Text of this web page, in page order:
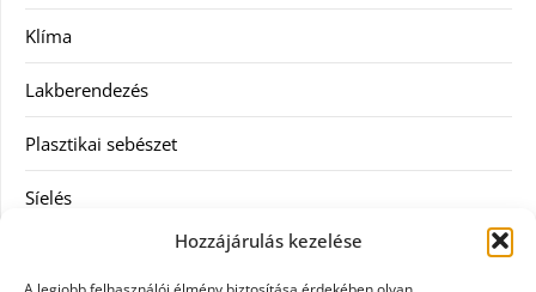
Hozzájárulás kezelése
Klíma
Lakberendezés
Plasztikai sebészet
Síelés